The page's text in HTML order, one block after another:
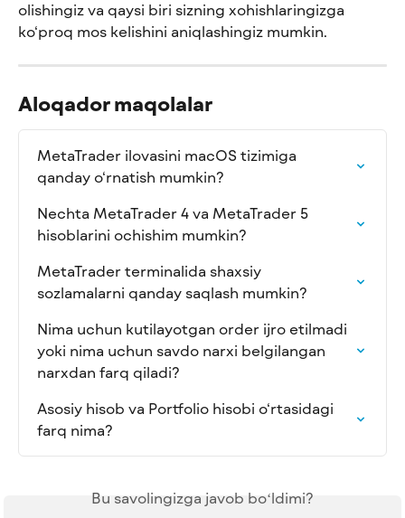
olishingiz va qaysi biri sizning xohishlaringizga
ko‘proq mos kelishini aniqlashingiz mumkin.
Aloqador maqolalar
MetaTrader ilovasini macOS tizimiga
qanday o‘rnatish mumkin?
Nechta MetaTrader 4 va MetaTrader 5
hisoblarini ochishim mumkin?
MetaTrader terminalida shaxsiy
sozlamalarni qanday saqlash mumkin?
Nima uchun kutilayotgan order ijro etilmadi
yoki nima uchun savdo narxi belgilangan
narxdan farq qiladi?
Asosiy hisob va Portfolio hisobi o‘rtasidagi
farq nima?
Bu savolingizga javob boʻldimi?